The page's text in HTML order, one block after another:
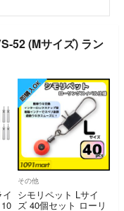
52 (Mサイズ) ラン
その他
シモリペット Lサイ
ズ 40個セット ローリ